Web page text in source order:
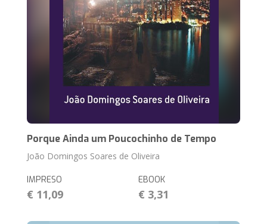
Porque Ainda um Poucochinho de Tempo
João Domingos Soares de Oliveira
IMPRESO
€ 11,09
EBOOK
€ 3,31